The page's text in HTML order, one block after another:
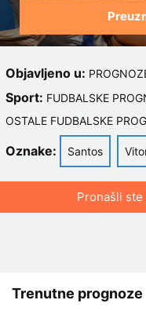
Objavljeno u:
Sport: FUDBALSKE
OSTALE FUDBALSKE
Oznake: Santos
Pronašli ste
Trenutne prognoze